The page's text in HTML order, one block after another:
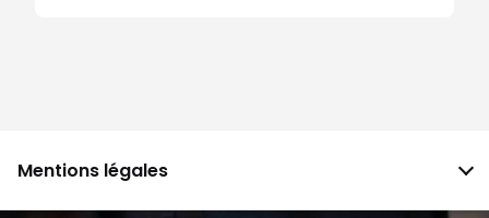
Mentions légales